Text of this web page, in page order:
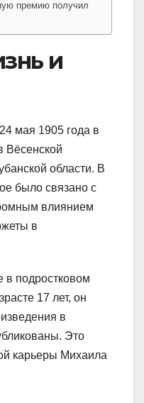
премию получил
и
мая 1905 года в
Вёсенской
области. В
было связано с
влиянием
в
в подростковом
17 лет, он
в
Это
карьеры Михаила